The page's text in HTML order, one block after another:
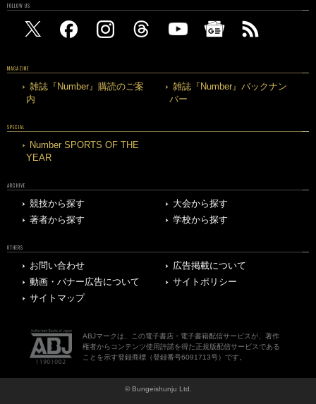
FOLLOW US
MAGAZINE
雑誌『Number』購読のご案
内
雑誌『Number』バックナン
バー
SPECIAL
Number SPORTS OF THE
YEAR
ARCHIVE
競技から探す
大会から探す
著者から探す
学校から探す
OTHERS
お問い合わせ
広告掲載について
動画・バナー広告について
サイトポリシー
サイトマップ
ABJマークは、この電子書店・電子書籍配信サービスが、著作
権者からコンテンツ使用許諾を得た正規版配信サービスである
ことを示す登録商標（登録番号6091713号）です。
© Bungeishunju Ltd.